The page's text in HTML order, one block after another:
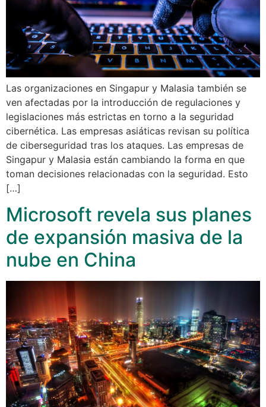
Las organizaciones en Singapur y Malasia también se
ven afectadas por la introducción de regulaciones y
legislaciones más estrictas en torno a la seguridad
cibernética. Las empresas asiáticas revisan su política
de ciberseguridad tras los ataques. Las empresas de
Singapur y Malasia están cambiando la forma en que
toman decisiones relacionadas con la seguridad. Esto
[…]
Microsoft revela sus planes
de expansión masiva de la
nube en China